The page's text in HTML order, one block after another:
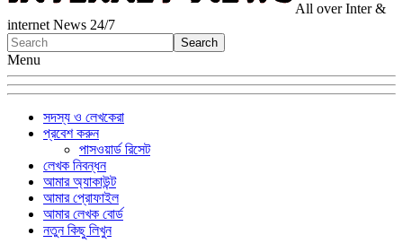
All over Inter &
internet News 24/7
Menu
সদস্য ও লেখকেরা
প্রবেশ করুন
পাসওয়ার্ড রিসেট
লেখক নিবন্ধন
আমার অ্যাকাউন্ট
আমার প্রোফাইল
আমার লেখক বোর্ড
নতুন কিছু লিখুন